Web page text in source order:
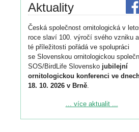
Aktuality
Česká společnost ornitologická v
roce slaví 100. výročí svého vzniku
té příležitosti pořádá ve spolupráci
se Slovenskou ornitologickou
SOS/BirdLife Slovensko jubilejní
ornitologickou konferenci ve
18. 10. 2026 v Brně.
Podrobnější informace ke konferenci
... více aktualit ...